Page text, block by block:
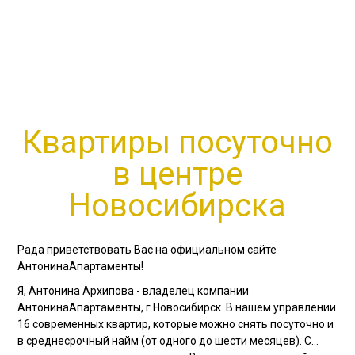
Квартиры посуточно
в центре
Новосибирска
Рада приветствовать Вас на официальном сайте
АнтонинаАпартаменты!
Я, Антонина Архипова - владелец компании
АнтонинаАпартаменты, г.Новосибирск. В нашем управлении
16 современных квартир, которые можно снять посуточно и
в среднесрочный найм (от одного до шести месяцев). С